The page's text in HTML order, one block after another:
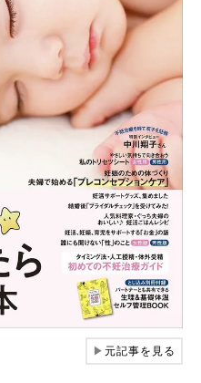
▶元記事を見る